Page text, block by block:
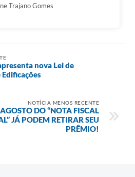
Trajano Gomes
nova Lei de
Edificações
NOTÍCIA MENOS RECENTE
DO “NOTA FISCAL
JÁ PODEM RETIRAR SEU
PRÊMIO!